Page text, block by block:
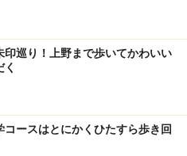
印巡り！上野まで歩いてかわいい
コースはとにかくひたすら歩き回